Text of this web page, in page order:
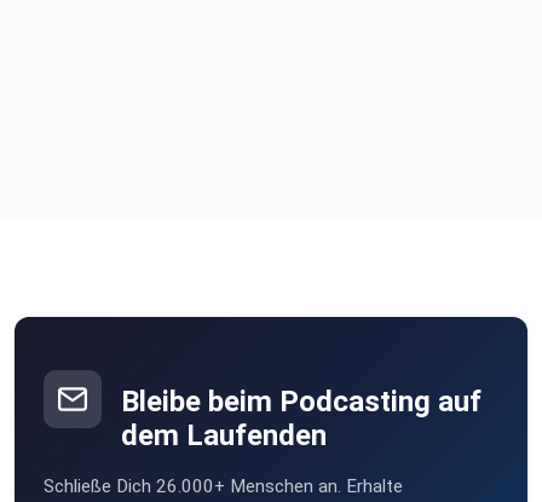
Bleibe beim Podcasting auf
dem Laufenden
Schließe Dich 26.000+ Menschen an. Erhalte